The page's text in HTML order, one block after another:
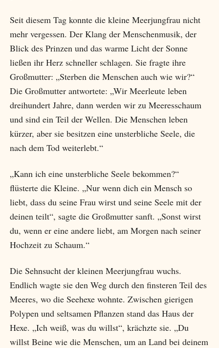
Seit diesem Tag konnte die kleine Meerjungfrau nicht
mehr vergessen. Der Klang der Menschenmusik, der
Blick des Prinzen und das warme Licht der Sonne
ließen ihr Herz schneller schlagen. Sie fragte ihre
Großmutter: „Sterben die Menschen auch wie wir?“
Die Großmutter antwortete: „Wir Meerleute leben
dreihundert Jahre, dann werden wir zu Meeresschaum
und sind ein Teil der Wellen. Die Menschen leben
kürzer, aber sie besitzen eine unsterbliche Seele, die
nach dem Tod weiterlebt.“
„Kann ich eine unsterbliche Seele bekommen?“
flüsterte die Kleine. „Nur wenn dich ein Mensch so
liebt, dass du seine Frau wirst und seine Seele mit der
deinen teilt“, sagte die Großmutter sanft. „Sonst wirst
du, wenn er eine andere liebt, am Morgen nach seiner
Hochzeit zu Schaum.“
Die Sehnsucht der kleinen Meerjungfrau wuchs.
Endlich wagte sie den Weg durch den finsteren Teil des
Meeres, wo die Seehexe wohnte. Zwischen gierigen
Polypen und seltsamen Pflanzen stand das Haus der
Hexe. „Ich weiß, was du willst“, krächzte sie. „Du
willst Beine wie die Menschen, um an Land bei deinem